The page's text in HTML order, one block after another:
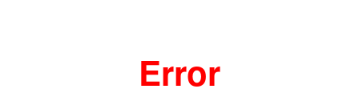
Error